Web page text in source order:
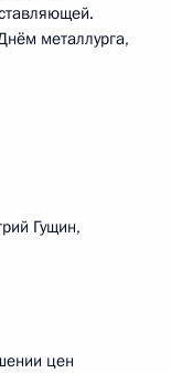
металлурга,
Гущин,
цен